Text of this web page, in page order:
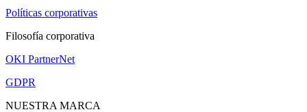
Políticas corporativas
Filosofía corporativa
OKI PartnerNet
GDPR
NUESTRA MARCA